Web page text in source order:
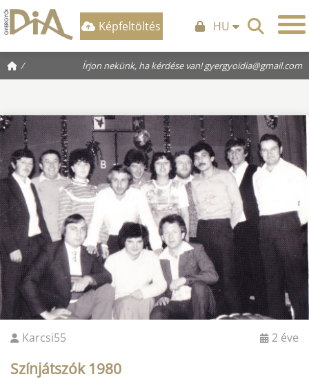
Képfeltöltés HU
/ Írjon nekünk, ha kérdése van!gyergyoidia@gmail.com
Karcsi55 2 éve
Színjátszók 1980